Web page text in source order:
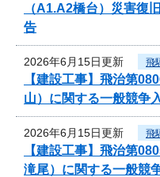
（A1.A2橋台）災害復
告
2026年6月15日更新 飛
【建設工事】飛治第
山）に関する一般競争
2026年6月15日更新 飛
【建設工事】飛治第
滝尾）に関する一般競